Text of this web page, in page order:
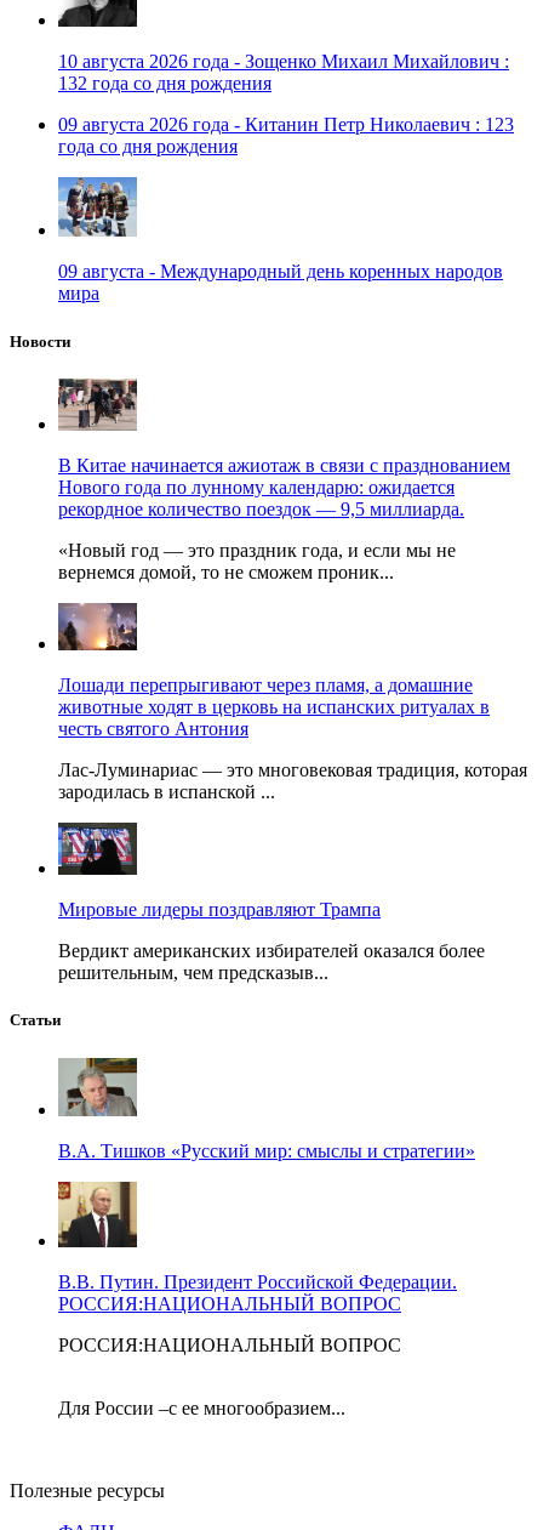
10 августа 2026 года - Зощенко Михаил Михайлович :
132 года со дня рождения
09 августа 2026 года - Китанин Петр Николаевич : 123
года со дня рождения
09 августа - Международный день коренных народов
мира
Новости
В Китае начинается ажиотаж в связи с празднованием
Нового года по лунному календарю: ожидается
рекордное количество поездок — 9,5 миллиарда.
«Новый год — это праздник года, и если мы не
вернемся домой, то не сможем проник...
Лошади перепрыгивают через пламя, а домашние
животные ходят в церковь на испанских ритуалах в
честь святого Антония
Лас-Луминариас — это многовековая традиция, которая
зародилась в испанской ...
Мировые лидеры поздравляют Трампа
Вердикт американских избирателей оказался более
решительным, чем предсказыв...
Статьи
В.А. Тишков «Русский мир: смыслы и стратегии»
В.В. Путин. Президент Российской Федерации.
РОССИЯ:НАЦИОНАЛЬНЫЙ ВОПРОС
РОССИЯ:НАЦИОНАЛЬНЫЙ ВОПРОС
Для России –с ее многообразием...
Полезные ресурсы